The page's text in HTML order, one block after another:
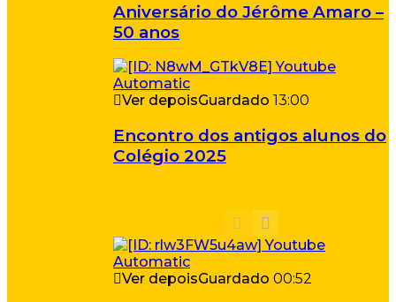
Aniversário do Jérôme Amaro –
50 anos
Ver depoisGuardado 13:00
Encontro dos antigos alunos do
Colégio 2025
Ver depoisGuardado 00:52